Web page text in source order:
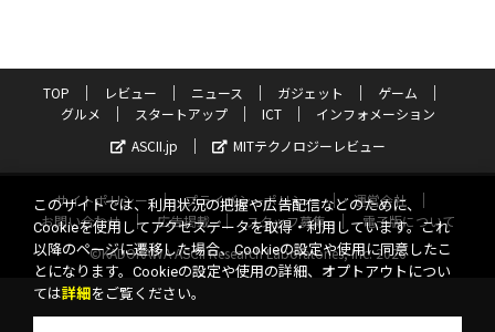
TOP レビュー ニュース ガジェット
ゲーム
グルメ
スタートアップ ICT
インフォメーション
ASCII.jp
MITテクノロジーレビュー
サイトポリシー プライバシーポリシー
運営会社
お問い合わせ
広告掲載 スタッフ募集
電子版について
©KADOKAWA ASCII Research Laboratories, Inc. 2026
このサイトでは、利用状況の把握や広告配信などのために、
Cookieを使用してアクセスデータを取得・利用しています。これ
以降のページに遷移した場合、Cookieの設定や使用に同意したこ
とになります。Cookieの設定や使用の詳細、オプトアウトについ
ては詳細 をご覧ください。